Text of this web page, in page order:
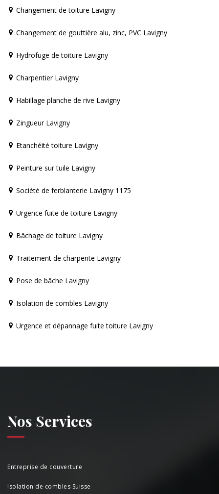
Changement de toiture Lavigny
Changement de gouttière alu, zinc, PVC Lavigny
Hydrofuge de toiture Lavigny
Charpentier Lavigny
Habillage planche de rive Lavigny
Zingueur Lavigny
Etanchéité toiture Lavigny
Peinture sur tuile Lavigny
Société de ferblanterie Lavigny 1175
Urgence fuite de toiture Lavigny
Bâchage de toiture Lavigny
Traitement de charpente Lavigny
Pose de bâche Lavigny
Isolation de combles Lavigny
Urgence et dépannage fuite toiture Lavigny
Nos Services
Entreprise de couverture
Isolation de combles Suisse